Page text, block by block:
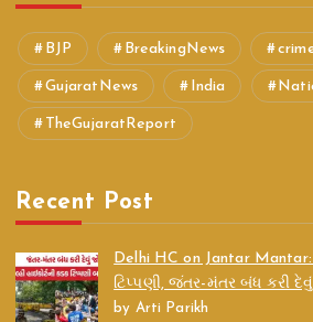
BJP BreakingNews
GujaratNews India
TheGujaratReport
Recent Post
Delhi HC on Jantar Mantar:
ટિપ્પણી, જંતર-મંતર બંધ કરી
by Arti Parikh